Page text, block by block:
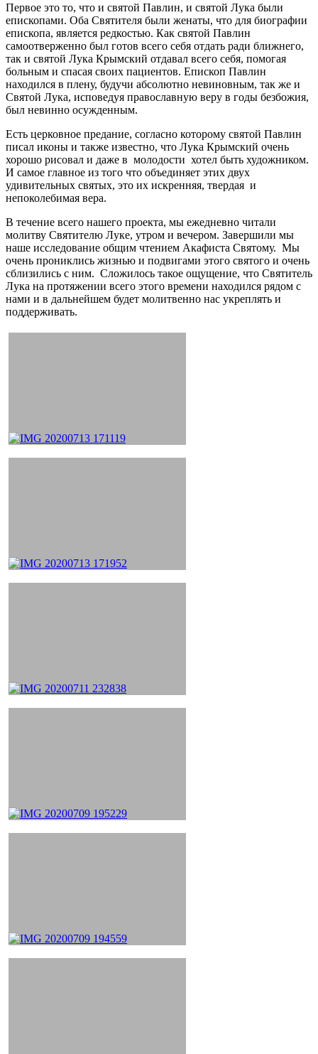
Первое это то, что и святой Павлин, и святой Лука были
епископами. Оба Святителя были женаты, что для биографии
епископа, является редкостью. Как святой Павлин
самоотверженно был готов всего себя отдать ради ближнего,
так и святой Лука Крымский отдавал всего себя, помогая
больным и спасая своих пациентов. Епископ Павлин
находился в плену, будучи абсолютно невиновным, так же и
Святой Лука, исповедуя православную веру в годы безбожия,
был невинно осужденным.
Есть церковное предание, согласно которому святой Павлин
писал иконы и также известно, что Лука Крымский очень
хорошо рисовал и даже в молодости хотел быть художником.
И самое главное из того что объединяет этих двух
удивительных святых, это их искренняя, твердая и
непоколебимая вера.
В течение всего нашего проекта, мы ежедневно читали
молитву Святителю Луке, утром и вечером. Завершили мы
наше исследование общим чтением Акафиста Святому. Мы
очень прониклись жизнью и подвигами этого святого и очень
сблизились с ним. Сложилось такое ощущение, что Святитель
Лука на протяжении всего этого времени находился рядом с
нами и в дальнейшем будет молитвенно нас укреплять и
поддерживать.